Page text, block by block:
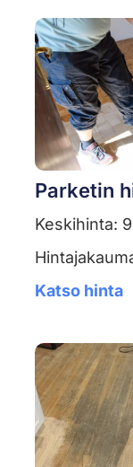
Parketin
Keskihinta:
Katso hinta